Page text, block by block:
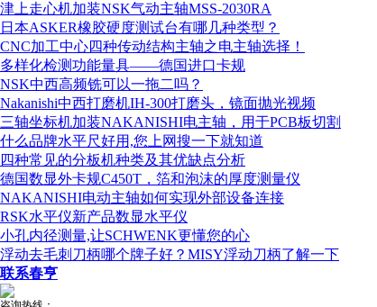
组织机构代码证
津上走心机加装NSK气动主轴MSS-2030RA
日本ASKER橡胶硬度测试台有哪几种类型？
CNC加工中心四种传动结构主轴之电主轴选择！
多样化检测功能量具——德国进口卡规
NSK中西高频铣可以一拖二吗？
Nakanishi中西打磨机IH-300打磨头，镜面抛光视频
三轴坐标机加装NAKANISHI电主轴，用于PCB板切割
什么品牌水平尺好用,您上网搜一下就知道
四种常见的分板机种类及其优缺点分析
德国数显外卡规C450T，箔和泡沫的厚度测量仪
NAKANISHI电动主轴如何实现外部设备连接
RSK水平仪新产品数显水平仪
小孔内径测量,让SCHWENK更懂您的心
浮动去毛刺刀柄哪个牌子好？MISY浮动刀柄了解一下
联系春亨